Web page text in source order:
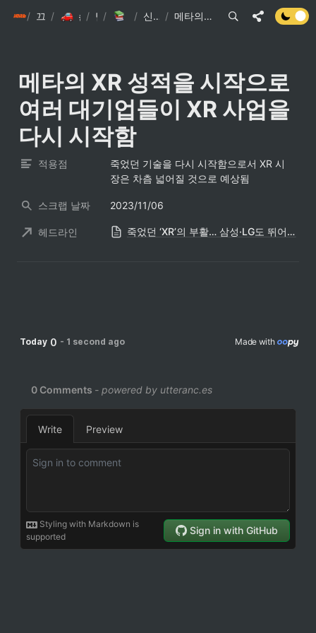
init6
/ 끄적끄적/ 손현준 끄적끄적
/ 팁
/ IT관련 기사
/ 신문스크랩 요약 / 메타의 XR 성적을 시작으로 여러 대기업들이 XR 사업을 다시 시작함
메타의 XR 성적을 시작으로
여러 대기업들이 XR 사업을
다시 시작함
적용점
죽었던 기술을 다시 시작함으로서 XR 시
장은 차츰 넓어질 것으로 예상됨
스크랩 날짜 2023/11/06
헤드라인 죽었던 ‘XR’의 부활… 삼성·LG도 뛰어든다
Today 0 - 1 second ago Made with